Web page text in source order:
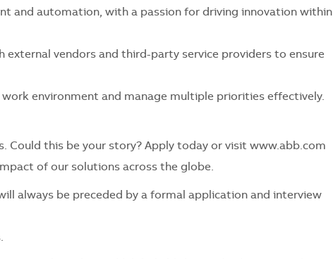
and automation, with a passion for driving innovation within
external vendors and third-party service providers to ensure
environment and manage multiple priorities effectively.
Could this be your story? Apply today or visit www.abb.com
of our solutions across the globe.
always be preceded by a formal application and interview